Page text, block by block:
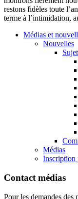
restons fidèles toute
terme à l’intimidation,
Médias et
Nouvelles
Médias
Inscription
Contact médias
Pour les demandes